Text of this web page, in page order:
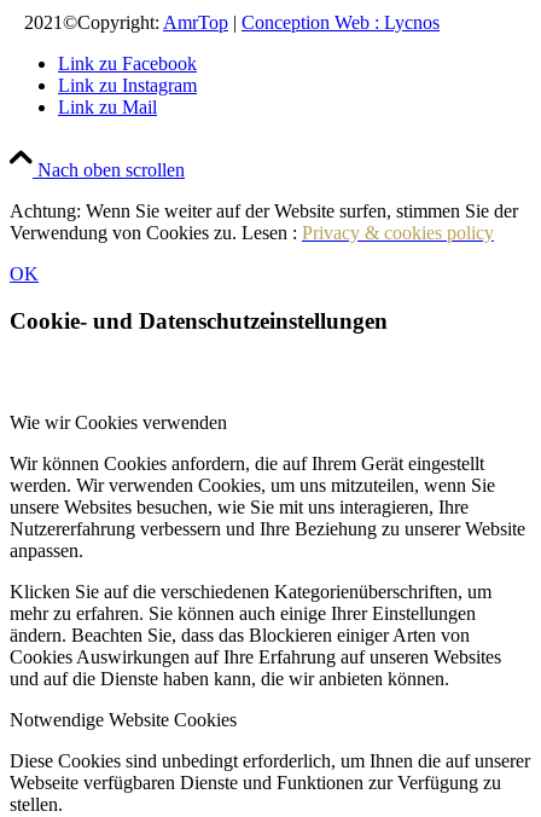
2021©Copyright: AmrTop | Conception Web : Lycnos
Link zu Facebook
Link zu Instagram
Link zu Mail
Nach oben scrollen
Achtung: Wenn Sie weiter auf der Website surfen, stimmen Sie der
Verwendung von Cookies zu. Lesen : Privacy & cookies policy
OK
Cookie- und Datenschutzeinstellungen
Wie wir Cookies verwenden
Wir können Cookies anfordern, die auf Ihrem Gerät eingestellt
werden. Wir verwenden Cookies, um uns mitzuteilen, wenn Sie
unsere Websites besuchen, wie Sie mit uns interagieren, Ihre
Nutzererfahrung verbessern und Ihre Beziehung zu unserer Website
anpassen.
Klicken Sie auf die verschiedenen Kategorienüberschriften, um
mehr zu erfahren. Sie können auch einige Ihrer Einstellungen
ändern. Beachten Sie, dass das Blockieren einiger Arten von
Cookies Auswirkungen auf Ihre Erfahrung auf unseren Websites
und auf die Dienste haben kann, die wir anbieten können.
Notwendige Website Cookies
Diese Cookies sind unbedingt erforderlich, um Ihnen die auf unserer
Webseite verfügbaren Dienste und Funktionen zur Verfügung zu
stellen.